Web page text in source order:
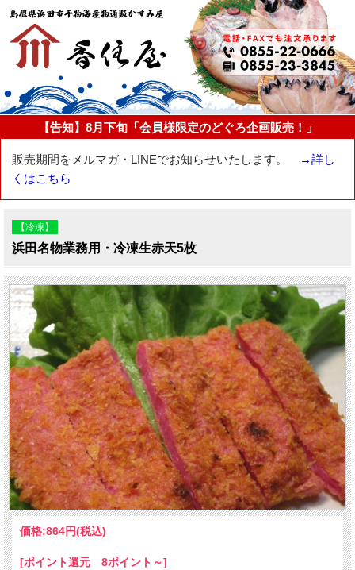
【告知】8月下旬「会員様限定のどぐろ企画販売！」
販売期間をメルマガ・LINEでお知らせいたします。
→詳し
くはこちら
【冷凍】
浜田名物業務用・冷凍生赤天5枚
価格:864円(税込)
[ポイント還元 8ポイント～]